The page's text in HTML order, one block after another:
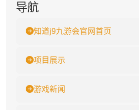
导航
知道j9九游会官网首页
项目展示
游戏新闻